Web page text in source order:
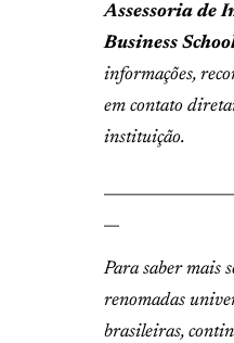
Assessoria de
Business
informações,
em contato
instituição.
Para saber mais
renomadas
brasileiras,